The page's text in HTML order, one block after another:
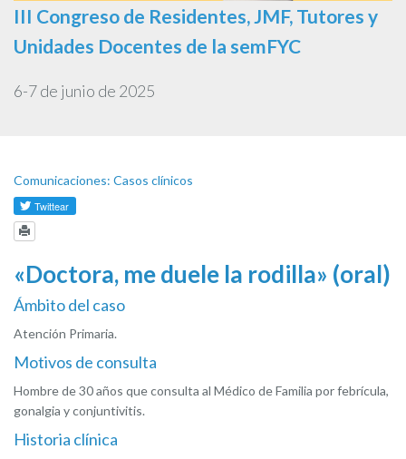
III Congreso de Residentes, JMF, Tutores y
Unidades Docentes de la semFYC
6-7 de junio de 2025
Comunicaciones: Casos clínicos
«Doctora, me duele la rodilla» (oral)
Ámbito del caso
Atención Primaria.
Motivos de consulta
Hombre de 30 años que consulta al Médico de Familia por febrícula,
gonalgia y conjuntivitis.
Historia clínica